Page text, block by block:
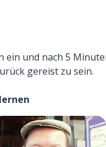
ein und nach 5
gereist zu sein.